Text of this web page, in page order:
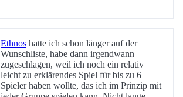
Ethnos hatte ich schon länger auf der
Wunschliste, habe dann irgendwann
zugeschlagen, weil ich noch ein relativ
leicht zu erklärendes Spiel für bis zu 6
Spieler haben wollte, das ich im Prinzip mit